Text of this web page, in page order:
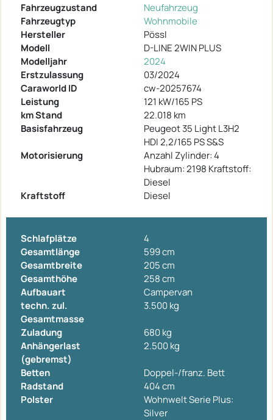
Fahrzeugzustand
Neufahrzeug
Fahrzeugtyp
Wohnmobile
Hersteller
Pössl
Modell
D-LINE 2WIN PLUS
Modelljahr
2024
Erstzulassung
03/2024
Caraworld ID
cw-20257674
Leistung
121 kW/165 PS
km Stand
22.018 km
Basisfahrzeug
Peugeot 35 Light L3H2
HDI 2,2/165 PS S&S
Motorisierung
Anzahl Zylinder: 4
Hubraum: 2198 Kraftstoff:
Diesel
Kraftstoff
Diesel
Schlafplätze
4
Gesamtlänge
599 cm
Gesamtbreite
205 cm
Gesamthöhe
258 cm
Aufbauart
Campervan
techn. zul.
Gesamtmasse
3.500 kg
Zuladung
680 kg
Anhängerlast
(gebremst)
2.500 kg
Betten
Doppel-/franz. Bett
Radstand
404 cm
Polster
Wohnwelt Serie Plus:
Silver